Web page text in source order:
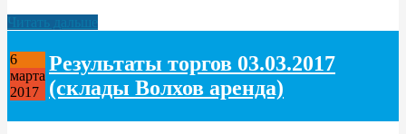
Читать дальше
6
марта
2017
Результаты торгов 03.03.2017
(склады Волхов аренда)